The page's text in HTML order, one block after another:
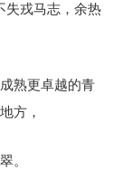
失戎马志，余热
熟更卓越的青
方，
。